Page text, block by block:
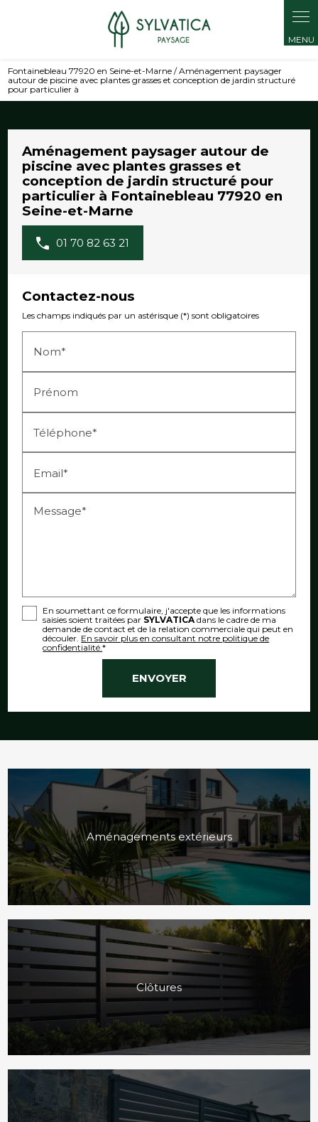
Fontainebleau 77920 en Seine-et-Marne / Aménagement paysager
autour de piscine avec plantes grasses et conception de jardin structuré
pour particulier à
Aménagement paysager autour de
piscine avec plantes grasses et
conception de jardin structuré pour
particulier à Fontainebleau 77920 en
Seine-et-Marne
01 70 82 63 21
Contactez-nous
Les champs indiqués par un astérisque (*) sont obligatoires
Nom*
Prénom
Téléphone*
Email*
Message*
En soumettant ce formulaire, j'accepte que les informations
saisies soient traitées par SYLVATICAdans le cadre de ma
demande de contact et de la relation commerciale qui peut en
découler. En savoir plus en consultant notre politique de
confidentialité.*
Aménagements extérieurs
Clôtures